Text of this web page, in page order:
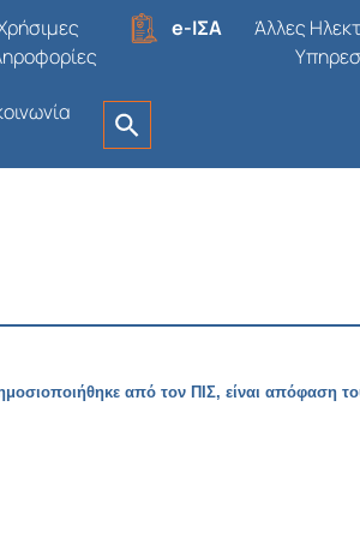
e-ΙΣΑ
Άλλες
από τον ΠΙΣ, είναι απόφαση